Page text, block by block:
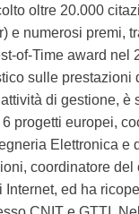
oltre 20.000
e numerosi premi,
of-Time award nel
sulle prestazioni
di gestione, è
progetti europei,
Elettronica e
coordinatore del
Internet, ed ha